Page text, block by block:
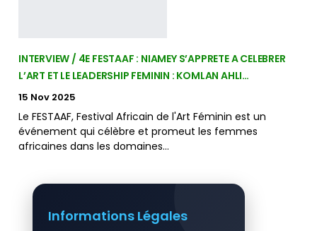
INTERVIEW / 4E FESTAAF : NIAMEY S’APPRETE A CELEBRER
L’ART ET LE LEADERSHIP FEMININ : KOMLAN AHLI…
15 Nov 2025
Le FESTAAF, Festival Africain de l'Art Féminin est un
événement qui célèbre et promeut les femmes
africaines dans les domaines…
Informations Légales